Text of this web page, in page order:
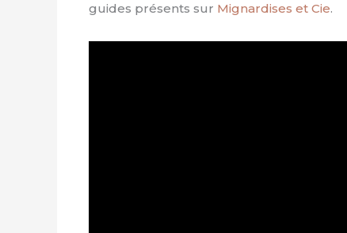
guides présents sur Mignardises et Cie.